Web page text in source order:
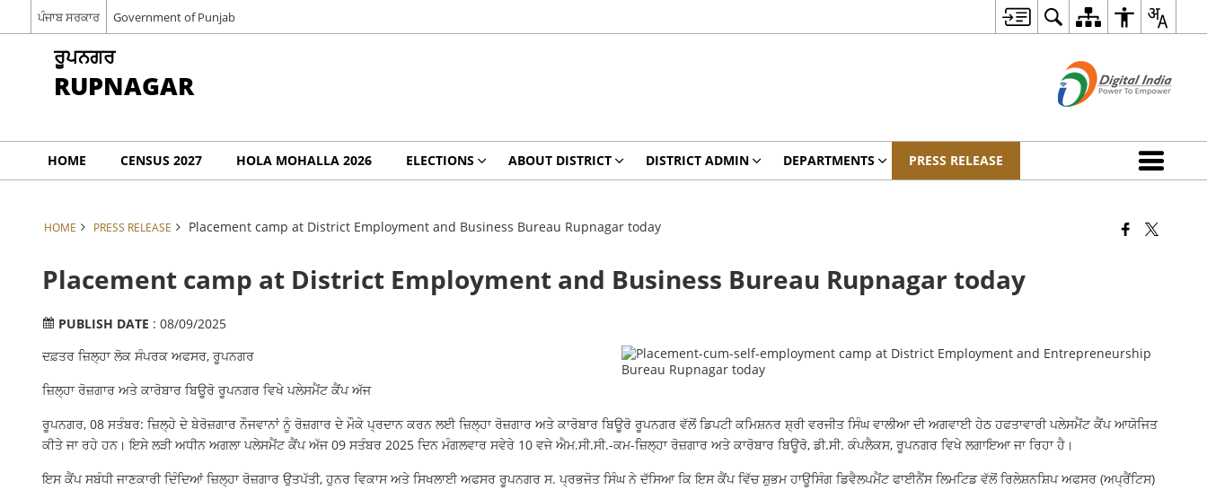
ਪੰਜਾਬ ਸਰਕਾਰ Government of Punjab
ਰੂਪਨਗਰ
RUPNAGAR
HOME CENSUS 2027 HOLA MOHALLA 2026 ELECTIONS ABOUT DISTRICT DISTRICT ADMIN DEPARTMENTS PRESS RELEASE
HOME PRESS RELEASE Placement camp at District Employment and Business Bureau Rupnagar today
Placement camp at District Employment and Business Bureau Rupnagar today
PUBLISH DATE : 08/09/2025
ਦਫ਼ਤਰ ਜ਼ਿਲ੍ਹਾ ਲੋਕ ਸੰਪਰਕ ਅਫਸਰ, ਰੂਪਨਗਰ
ਜ਼ਿਲ੍ਹਾ ਰੋਜ਼ਗਾਰ ਅਤੇ ਕਾਰੋਬਾਰ ਬਿਊਰੋ ਰੂਪਨਗਰ ਵਿਖੇ ਪਲੇਸਮੈਂਟ ਕੈਂਪ ਅੱਜ
ਰੂਪਨਗਰ, 08 ਸਤੰਬਰ: ਜ਼ਿਲ੍ਹੇ ਦੇ ਬੇਰੋਜ਼ਗਾਰ ਨੌਜਵਾਨਾਂ ਨੂੰ ਰੋਜ਼ਗਾਰ ਦੇ ਮੌਕੇ ਪ੍ਰਦਾਨ ਕਰਨ ਲਈ ਜ਼ਿਲ੍ਹਾ ਰੋਜ਼ਗਾਰ ਅਤੇ ਕਾਰੋਬਾਰ ਬਿਊਰੋ ਰੂਪਨਗਰ ਵੱਲੋਂ ਡਿਪਟੀ ਕਮਿਸ਼ਨਰ ਸ਼੍ਰੀ ਵਰਜੀਤ ਸਿੰਘ ਵਾਲੀਆ ਦੀ ਅਗਵਾਈ ਹੇਠ ਹਫਤਾਵਾਰੀ ਪਲੇਸਮੈਂਟ ਕੈਂਪ ਆਯੋਜਿਤ
ਕੀਤੇ ਜਾ ਰਹੇ ਹਨ। ਇਸੇ ਲੜੀ ਅਧੀਨ ਅਗਲਾ ਪਲੇਸਮੈਂਟ ਕੈਂਪ ਅੱਜ 09 ਸਤੰਬਰ 2025 ਦਿਨ ਮੰਗਲਵਾਰ ਸਵੇਰੇ 10 ਵਜੇ ਐਮ.ਸੀ.ਸੀ.-ਕਮ-ਜ਼ਿਲ੍ਹਾ ਰੋਜ਼ਗਾਰ ਅਤੇ ਕਾਰੋਬਾਰ ਬਿਊਰੋ, ਡੀ.ਸੀ. ਕੰਪਲੈਕਸ, ਰੂਪਨਗਰ ਵਿਖੇ ਲਗਾਇਆ ਜਾ ਰਿਹਾ ਹੈ।
ਇਸ ਕੈਂਪ ਸਬੰਧੀ ਜਾਣਕਾਰੀ ਦਿੰਦਿਆਂ ਜ਼ਿਲ੍ਹਾ ਰੋਜ਼ਗਾਰ ਉਤਪੱਤੀ, ਹੁਨਰ ਵਿਕਾਸ ਅਤੇ ਸਿਖਲਾਈ ਅਫਸਰ ਰੂਪਨਗਰ ਸ. ਪ੍ਰਭਜੋਤ ਸਿੰਘ ਨੇ ਦੱਸਿਆ ਕਿ ਇਸ ਕੈਂਪ ਵਿੱਚ ਸ਼ੁਭਮ ਹਾਊਸਿੰਗ ਡਿਵੈਲਪਮੈਂਟ ਫਾਈਨੈਂਸ ਲਿਮਟਿਡ ਵੱਲੋਂ ਰਿਲੇਸ਼ਨਸ਼ਿਪ ਅਫਸਰ (ਅਪ੍ਰੈਂਟਿਸ)